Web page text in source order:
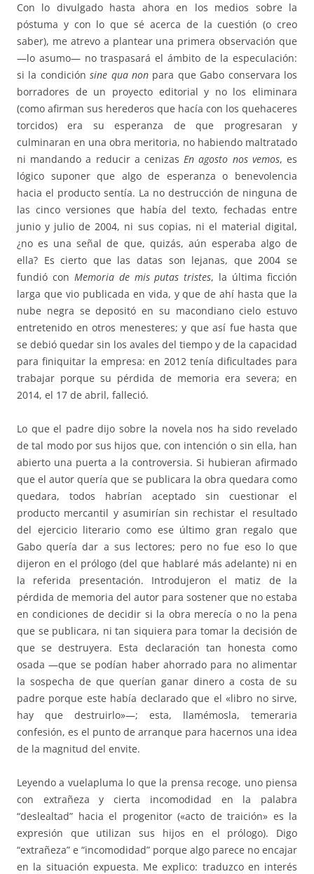
Con lo divulgado hasta ahora en los medios sobre la
póstuma y con lo que sé acerca de la cuestión (o creo
saber), me atrevo a plantear una primera observación que
—lo asumo— no traspasará el ámbito de la especulación:
si la condiciónsine qua non para que Gabo conservara los
borradores de un proyecto editorial y no los eliminara
(como afirman sus herederos que hacía con los quehaceres
torcidos) era su esperanza de que progresaran y
culminaran en una obra meritoria, no habiendo maltratado
ni mandando a reducir a cenizasEn agosto nos vemos, es
lógico suponer que algo de esperanza o benevolencia
hacia el producto sentía. La no destrucción de ninguna de
las cinco versiones que había del texto, fechadas entre
junio y julio de 2004, ni sus copias, ni el material digital,
¿no es una señal de que, quizás, aún esperaba algo de
ella? Es cierto que las datas son lejanas, que 2004 se
fundió con Memoria de mis putas tristes, la última ficción
larga que vio publicada en vida, y que de ahí hasta que la
nube negra se depositó en su macondiano cielo estuvo
entretenido en otros menesteres; y que así fue hasta que
se debió quedar sin los avales del tiempo y de la capacidad
para finiquitar la empresa: en 2012 tenía dificultades para
trabajar porque su pérdida de memoria era severa; en
2014, el 17 de abril, falleció.
Lo que el padre dijo sobre la novela nos ha sido revelado
de tal modo por sus hijos que, con intención o sin ella, han
abierto una puerta a la controversia. Si hubieran afirmado
que el autor quería que se publicara la obra quedara como
quedara, todos habrían aceptado sin cuestionar el
producto mercantil y asumirían sin rechistar el resultado
del ejercicio literario como ese último gran regalo que
Gabo quería dar a sus lectores; pero no fue eso lo que
dijeron en el prólogo (del que hablaré más adelante) ni en
la referida presentación. Introdujeron el matiz de la
pérdida de memoria del autor para sostener que no estaba
en condiciones de decidir si la obra merecía o no la pena
que se publicara, ni tan siquiera para tomar la decisión de
que se destruyera. Esta declaración tan honesta como
osada —que se podían haber ahorrado para no alimentar
la sospecha de que querían ganar dinero a costa de su
padre porque este había declarado que el «libro no sirve,
hay que destruirlo»—; esta, llamémosla, temeraria
confesión, es el punto de arranque para hacernos una idea
de la magnitud del envite.
Leyendo a vuelapluma lo que la prensa recoge, uno piensa
con extrañeza y cierta incomodidad en la palabra
“deslealtad” hacia el progenitor («acto de traición» es la
expresión que utilizan sus hijos en el prólogo). Digo
“extrañeza” e “incomodidad” porque algo parece no encajar
en la situación expuesta. Me explico: traduzco en interés